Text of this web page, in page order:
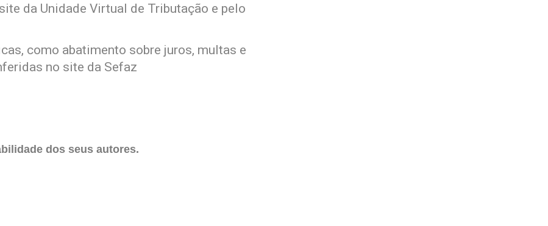
da Unidade Virtual de Tributação e pelo
como abatimento sobre juros, multas e
no site da Sefaz
dos seus autores.